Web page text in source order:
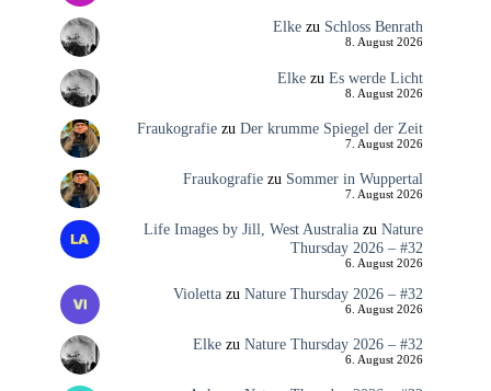
Elkezu Schloss Benrath
8. August 2026
Elkezu Es werde Licht
8. August 2026
Fraukografiezu Der krumme Spiegel der Zeit
7. August 2026
Fraukografiezu Sommer in Wuppertal
7. August 2026
Life Images by Jill, West Australiazu Nature
Thursday 2026 – #32
6. August 2026
Violettazu Nature Thursday 2026 – #32
6. August 2026
Elkezu Nature Thursday 2026 – #32
6. August 2026